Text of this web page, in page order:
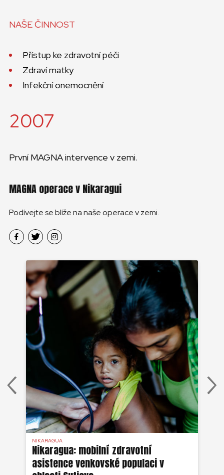
NAŠE ČINNOST
Přístup ke zdravotní péči
Zdraví matky
Infekční onemocnění
2007
První MAGNA intervence v zemi.
MAGNA operace v Nikaragui
Podívejte se blíže na naše operace v zemi.
NIKARAGUA
Nikaragua: mobilní zdravotní
asistence venkovské populaci v